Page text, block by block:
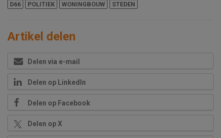
D66 POLITIEK WONINGBOUW STEDEN
Artikel delen
Delen via e-mail
Delen op LinkedIn
Delen op Facebook
Delen op X